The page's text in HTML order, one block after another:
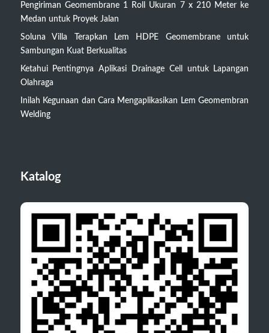
Pengiriman Geomembrane 1 Roll Ukuran 7 x 210 Meter ke
Medan untuk Proyek Jalan
Soluna Villa Terapkan Lem HDPE Geomembrane untuk
Sambungan Kuat Berkualitas
Ketahui Pentingnya Aplikasi Drainage Cell untuk Lapangan
Olahraga
Inilah Kegunaan dan Cara Mengaplikasikan Lem Geomembran
Welding
Katalog